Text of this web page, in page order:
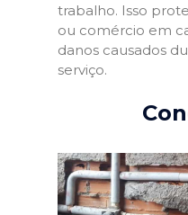
trabalho. Isso
ou comércio em
danos causados
serviço.